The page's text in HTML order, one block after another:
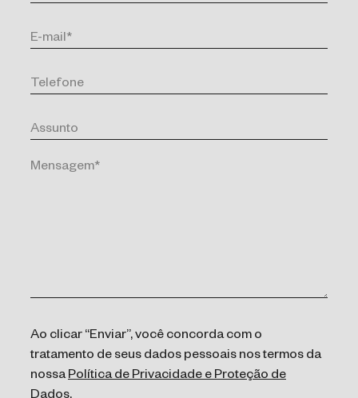
Ao clicar “Enviar”, você concorda com o
tratamento de seus dados pessoais nos termos da
nossaPolítica de Privacidade e Proteção de